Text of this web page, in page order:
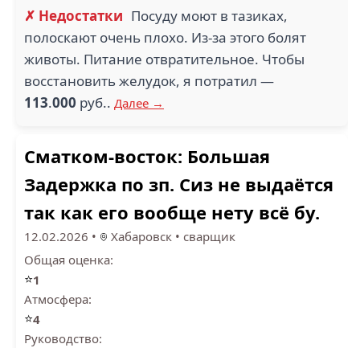
✗ Недостатки Посуду моют в тазиках,
полоскают очень плохо. Из-за этого болят
животы. Питание отвратительное. Чтобы
восстановить желудок, я потратил —
113.000 руб.. Далее →
Сматком-восток: Большая
Задержка по зп. Сиз не выдаётся
так как его вообще нету всё бу.
12.02.2026 • Хабаровск • сварщик
Общая оценка:
⭐1
Атмосфера:
⭐4
Руководство: